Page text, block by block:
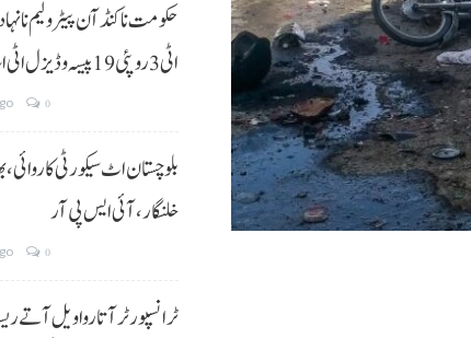
حکومت نا کنڈ آن پیٹرولیم نا
اٹی 3 روپئی 19 پیسہ و ڈیزل اٹی اسہ روپئی 50 پیسہ نا کمتی
0
خلنگار،آئی ایس پی آر
0
ٹرانسپورٹر آتا روا ویل آتے